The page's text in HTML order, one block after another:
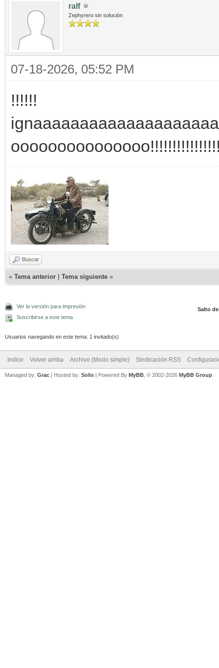
ralf
Zephyrero sin solución
07-18-2026, 05:52 PM
!!!!!!
Buscar
« Tema anterior Tema siguiente »
Ver la versión para impresión
Suscribirse a este tema
Salto
Usuarios navegando en este tema: 1 invitado(s)
Indice Volver arriba Archivo (Modo simple) Sindicación RSS
Managed by: Grac | Hosted by: Solis | Powered By MyBB , © 2002-2026 MyBB Group